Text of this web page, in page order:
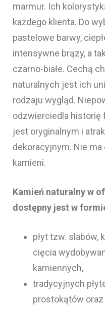
marmur. Ich
każdego klienta. Do
pastelowe barwy,
intensywne brązy, a
czarno-białe. Cechą
naturalnych jest ich
rodzaju wygląd.
odzwierciedla historię
jest oryginalnym i
dekoracyjnym. Nie
kamieni.
Kamień naturalny w
dostępny jest w
płyt tzw. slabów,
cięcia
kamiennych,
tradycyjnych
prostokątów